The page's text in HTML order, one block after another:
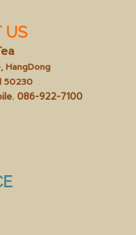
US
HangDong
50230
086-922-7100